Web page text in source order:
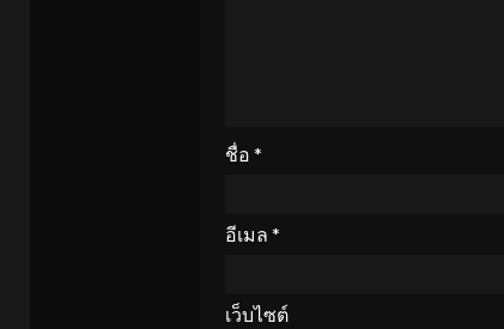
ชื่อ *
อีเมล *
เว็บไซต์